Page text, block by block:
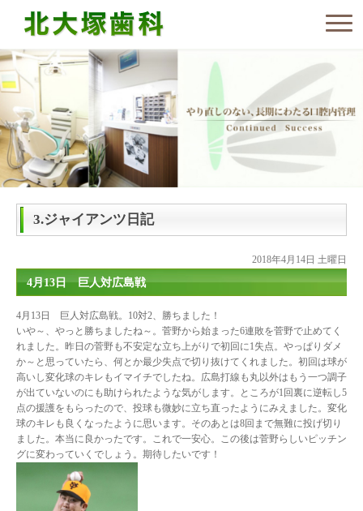
3.ジャイアンツ日記
2018年4月14日 土曜日
4月13日 巨人対広島戦
4月13日 巨人対広島戦。10対2、勝ちました！
いや～、やっと勝ちましたね～。菅野から始まった6連敗を菅野で止めてく
れました。昨日の菅野も不安定な立ち上がりで初回に1失点。やっぱりダメ
か～と思っていたら、何とか最少失点で切り抜けてくれました。初回は球が
高いし変化球のキレもイマイチでしたね。広島打線も丸以外はもう一つ調子
が出ていないのにも助けられたような気がします。ところが1回裏に逆転し5
点の援護をもらったので、投球も微妙に立ち直ったようにみえました。変化
球のキレも良くなったように思います。そのあとは8回まで無難に投げ切り
ました。本当に良かったです。これで一安心。この後は菅野らしいピッチン
グに変わっていくでしょう。期待したいです！